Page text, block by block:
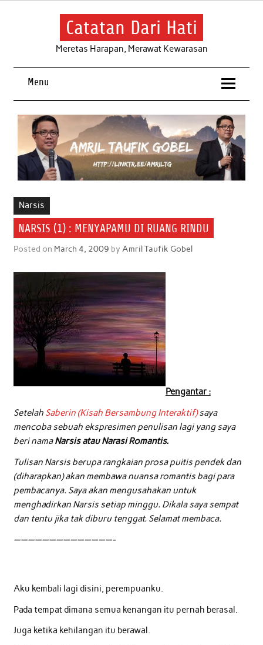
Skip
Catatan Dari Hati
Meretas Harapan, Merawat Kewarasan
Menu
Narsis
NARSIS (1) : MENYAPAMU DI RUANG RINDU
Posted on March 4, 2009 by Amril Taufik Gobel
Pengantar :
Setelah Saberin (Kisah Bersambung Interaktif)saya
mencoba sebuah ekspresimen penulisan lagi yang saya
beri namaNarsis atau Narasi Romantis.
Tulisan Narsis berupa rangkaian prosa puitis pendek dan
(diharapkan) akan membawa nuansa romantis bagi para
pembacanya. Saya akan mengusahakan untuk
menghadirkan Narsis setiap minggu. Dikala saya sempat
dan tentu jika tak diburu tenggat. Selamat membaca.
——————————————-
Aku kembali lagi disini, perempuanku.
Pada tempat dimana semua kenangan itu pernah berasal.
Juga ketika kehilangan itu berawal.